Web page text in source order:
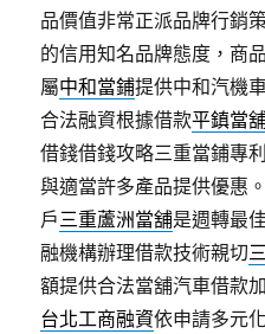
品價值非常正派品牌行銷
的信用知名品牌態度，商
屬中和當鋪提供中和汽機
合法融資根據借款平鎮當
借錢借錢攻略三重當鋪專
與適當許多產品提供優惠
戶三重蘆洲當舖是週轉最
融機構辦理借款技術親切
額提供合法當舖汽車借款
台北工商融資依申請多元